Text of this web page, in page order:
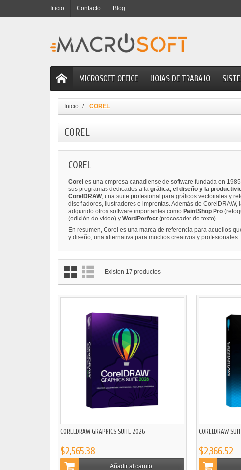
Inicio Contacto Blog
MICROSOFT OFFICE HOJAS DE TRABAJO
Inicio COREL
COREL
COREL
Corel es una empresa canadiense de software fundada en
sus programas dedicados a la gráfica, el diseño y la
CorelDRAW, una suite profesional para gráficos vectoriales y
diseñadores, ilustradores e imprentas. Además de CorelDRAW,
adquirido otros software importantes como PaintShop Pro
(edición de video) y WordPerfect (procesador de texto).
En resumen, Corel es una marca de referencia para aquellos
y diseño, una alternativa para muchos creativos y profesionales.
Existen 17 productos
CORELDRAW GRAPHICS SUITE 2026
$2,565.38
Añadir al carrito
CORELDRAW
$2,366.52